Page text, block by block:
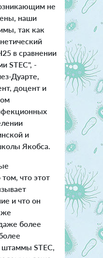
не
наши
так как
в сравнении
STEC", -
Дуарте,
доцент и
и
Якобса.
что этот
и что он
более
штаммы STEC,